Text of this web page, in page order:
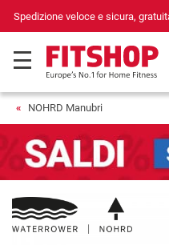
Spedizione veloce e sicura,
NOHRD Manubri